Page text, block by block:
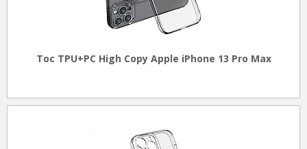
Toc TPU+PC High Copy Apple iPhone 13 Pro Max